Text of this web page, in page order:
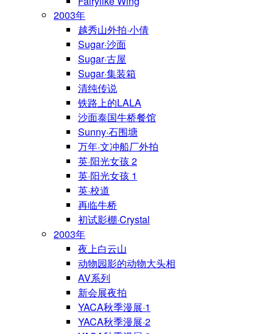
2003年
越秀山外拍·小倩
Sugar·沙面
Sugar·古屋
Sugar·集装箱
清纯传说
铁路上的LALA
沙面泰国牛桥餐馆
Sunny·石围塘
万年·文冲船厂外拍
英·阳光女孩 2
英·阳光女孩 1
英·校道
再临牛桥
初试影棚·Crystal
2003年
夜上白云山
动物园影的动物大头相
AV系列
新会展夜拍
YACA秋季漫展·1
YACA秋季漫展·2